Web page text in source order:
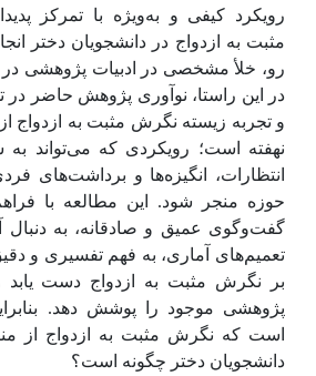
رویکرد کیفی و به‌ویژه با تمرکز
مثبت به ازدواج در دانشجویان دختر
رو، خلأ مشخصی در ادبیات پژوهشی در
در این راستا، نوآوری پژوهش حاضر در
و تجربه زیسته نگرش مثبت به ازدواج
نهفته است؛ رویکردی که می‌تواند
انتظارات، انگیزه‌ها و برداشت‌های
حوزه منجر شود. این مطالعه با
گفت‌وگوی عمیق و صادقانه، به دنبال
تعمیم‌های آماری، به فهم تفسیری و
بر نگرش مثبت به ازدواج دست یابد
پژوهشی موجود را پوشش دهد.
است که نگرش مثبت به ازدواج از
دانشجویان دختر چگونه است؟